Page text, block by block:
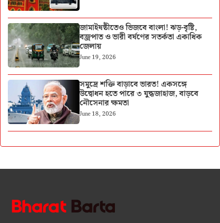
জামাইষষ্ঠীতেও ভিজবে বাংলা! ঝড়-বৃষ্টি,
বজ্রপাত ও ভারী বর্ষণের সতর্কতা একাধিক
জেলায়
June 19, 2026
সমুদ্রে শক্তি বাড়াবে ভারত! একসঙ্গে
উদ্বোধন হতে পারে ৩ যুদ্ধজাহাজ, বাড়বে
নৌসেনার ক্ষমতা
June 18, 2026